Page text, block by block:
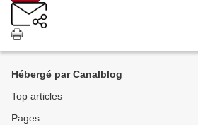
Hébergé par Canalblog
Top articles
Pages